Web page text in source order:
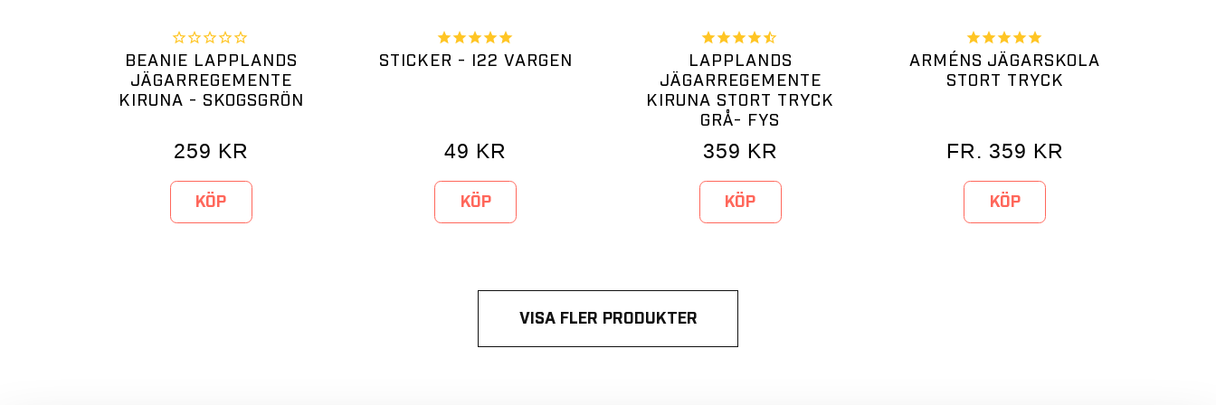
BEANIE LAPPLANDS
JÄGARREGEMENTE
KIRUNA - SKOGSGRÖN
259 KR
KÖP
STICKER - I22 VARGEN
49 KR
KÖP
LAPPLANDS
JÄGARREGEMENTE
KIRUNA STORT TRYCK
GRÅ- FYS
359 KR
KÖP
ARMÉNS JÄGARSKOLA
STORT TRYCK
FR. 359 KR
KÖP
VISA FLER PRODUKTER